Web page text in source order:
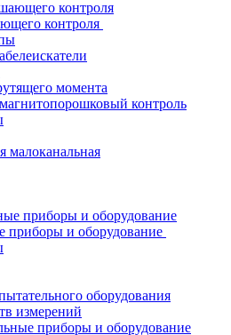
контроля
момента
контроль
малоканальная
приборы и оборудование
оборудования
измерений